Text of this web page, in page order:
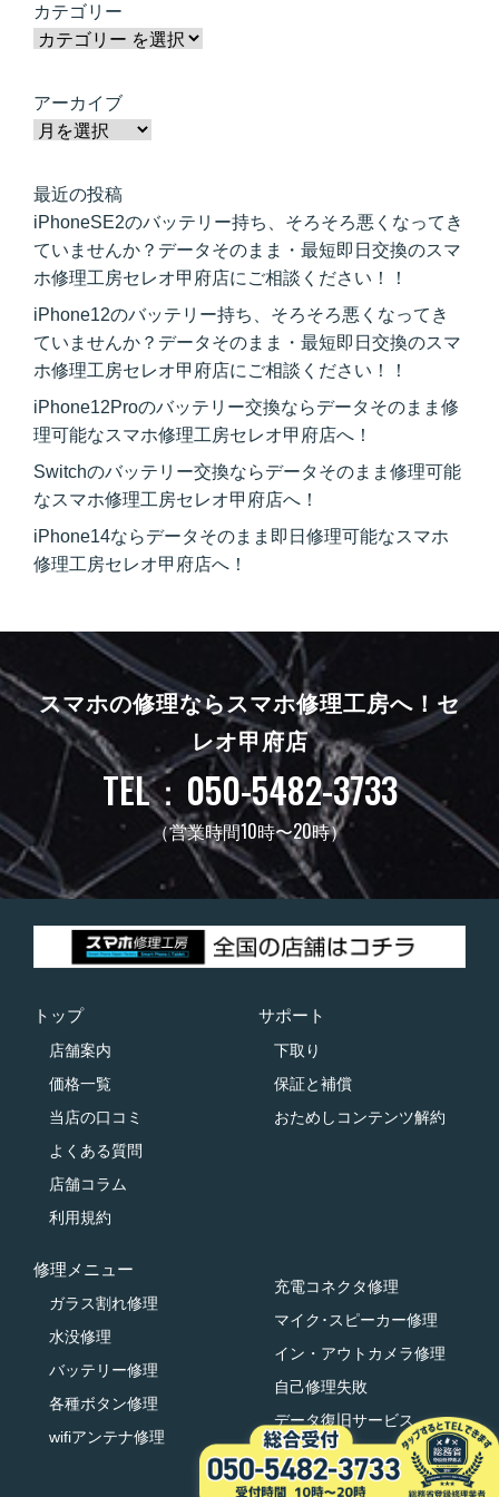
カテゴリー
アーカイブ
最近の投稿
iPhoneSE2のバッテリー持ち、そろそろ悪くなってき
ていませんか？データそのまま・最短即日交換のスマ
ホ修理工房セレオ甲府店にご相談ください！！
iPhone12のバッテリー持ち、そろそろ悪くなってき
ていませんか？データそのまま・最短即日交換のスマ
ホ修理工房セレオ甲府店にご相談ください！！
iPhone12Proのバッテリー交換ならデータそのまま修
理可能なスマホ修理工房セレオ甲府店へ！
Switchのバッテリー交換ならデータそのまま修理可能
なスマホ修理工房セレオ甲府店へ！
iPhone14ならデータそのまま即日修理可能なスマホ
修理工房セレオ甲府店へ！
スマホの修理ならスマホ修理工房へ！ セ
レオ甲府店
TEL：050-5482-3733
（営業時間10時〜20時）
トップ
店舗案内
価格一覧
当店の口コミ
よくある質問
店舗コラム
利用規約
サポート
下取り
保証と補償
おためしコンテンツ解約
修理メニュー
ガラス割れ修理
水没修理
バッテリー修理
各種ボタン修理
wifiアンテナ修理
充電コネクタ修理
マイク･スピーカー修理
イン・アウトカメラ修理
自己修理失敗
データ復旧サービス